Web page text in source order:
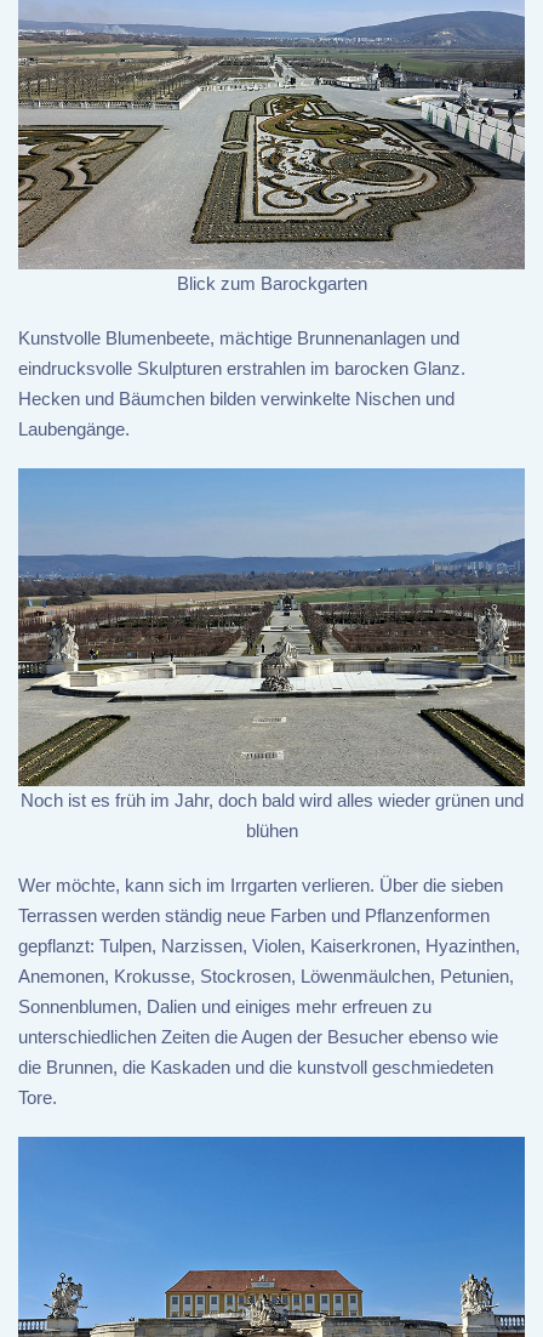
Blick zum Barockgarten
Kunstvolle Blumenbeete, mächtige Brunnenanlagen und
eindrucksvolle Skulpturen erstrahlen im barocken Glanz.
Hecken und Bäumchen bilden verwinkelte Nischen und
Laubengänge.
Noch ist es früh im Jahr, doch bald wird alles wieder grünen und
blühen
Wer möchte, kann sich im Irrgarten verlieren. Über die sieben
Terrassen werden ständig neue Farben und Pflanzenformen
gepflanzt: Tulpen, Narzissen, Violen, Kaiserkronen, Hyazinthen,
Anemonen, Krokusse, Stockrosen, Löwenmäulchen, Petunien,
Sonnenblumen, Dalien und einiges mehr erfreuen zu
unterschiedlichen Zeiten die Augen der Besucher ebenso wie
die Brunnen, die Kaskaden und die kunstvoll geschmiedeten
Tore.